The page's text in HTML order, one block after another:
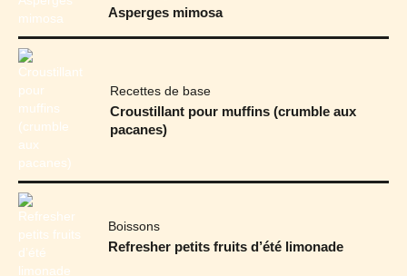
Asperges mimosa
Recettes de base
Croustillant pour muffins (crumble aux
pacanes)
Boissons
Refresher petits fruits d’été limonade